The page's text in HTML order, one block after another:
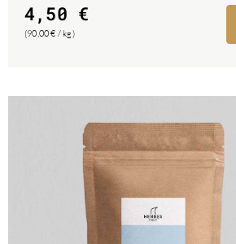
4,50 €
(90,00€ / kg)